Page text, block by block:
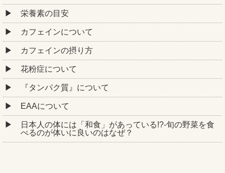
栄養素の目安
カフェインについて
カフェインの摂り方
花粉症について
『タンパク質』について
EAAについて
日本人の体には「和食」があっている!?-旬の野菜を食
べるのが体いに良いのはなぜ？